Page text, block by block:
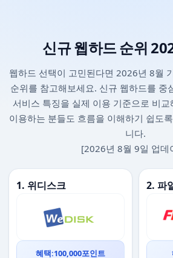
신규 웹하드 순위
웹하드 선택이 고민된다면 2026년 8월
순위를 참고해보세요. 신규 웹하드를 중
서비스 특징을 실제 이용 기준으로 비
이용하는 분들도 흐름을 이해하기 쉽도
니다.
[2026년 8월 9일 업데
1. 위디스크
혜택:100,000포인트
2. 파